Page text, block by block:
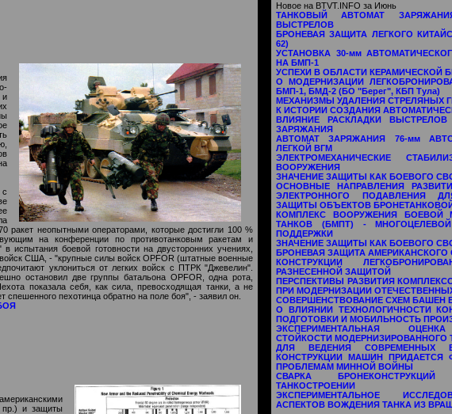
и
с
неопытными операторами, которые достигли 100 %
на конференции по противотанковым ракетам и
боевой готовности на двусторонних учениях,
США, - "крупные силы войск OPFOR (штатные военные
уклониться от легких войск с ПТРК "Джевелин".
остановил две группы батальона OPFOR, одна рота,
показала себя, как сила, превосходящая танки, а не
пехотинца обратно на поле боя", - заявил он.
и защиты
Новое на BTVT.INFO за Июнь
ТАНКОВЫЙ АВТОМАТ
ВЫСТРЕЛОВ
БРОНЕВАЯ ЗАЩИТА ЛЕГКОГО
62)
УСТАНОВКА 30-мм
НА БМП-1
УСПЕХИ В ОБЛАСТИ КЕРАМИЧЕСКОЙ
О МОДЕРНИЗАЦИИ
БМП-1, БМД-2 (БО "Берег", КБП Тула)
МЕХАНИЗМЫ УДАЛЕНИЯ СТРЕЛЯНЫХ
К ИСТОРИИ СОЗДАНИЯ
ВЛИЯНИЕ РАСКЛАДКИ
ЗАРЯЖАНИЯ
АВТОМАТ ЗАРЯЖАНИЯ 76-мм
ЛЕГКОЙ ВГМ
ЭЛЕКТРОМЕХАНИЧЕСКИЕ
ВООРУЖЕНИЯ
ЗНАЧЕНИЕ ЗАЩИТЫ КАК БОЕВОГО
ОСНОВНЫЕ НАПРАВЛЕНИЯ
ЭЛЕКТРОННОГО ПОДАВЛЕНИЯ
ЗАЩИТЫ ОБЪЕКТОВ
КОМПЛЕКС ВООРУЖЕНИЯ БОЕВОЙ
ТАНКОВ (БМПТ) -
ПОДДЕРЖКИ
ЗНАЧЕНИЕ ЗАЩИТЫ КАК БОЕВОГО
БРОНЕВАЯ ЗАЩИТА АМЕРИКАНСКОГО
КОНСТРУКЦИИ
РАЗНЕСЕННОЙ ЗАЩИТОЙ
ПЕРСПЕКТИВЫ РАЗВИТИЯ
ПРИ МОДЕРНИЗАЦИИ
СОВЕРШЕНСТВОВАНИЕ СХЕМ БАШЕН
О ВЛИЯНИИ ТЕХНОЛОГИЧНОСТИ
ПОДГОТОВКИ И МОБИЛЬНОСТЬ
ЭКСПЕРИМЕНТАЛЬНАЯ
СТОЙКОСТИ МОДЕРНИЗИРОВАННОГО
ДЛЯ ВЕДЕНИЯ СОВРЕМЕННЫХ
КОНСТРУКЦИИ МАШИН
ПРОБЛЕМАМ МИННОЙ ВОЙНЫ
СВАРКА
ТАНКОСТРОЕНИИ
ЭКСПЕРИМЕНТАЛЬНОЕ
АСПЕКТОВ ВОЖДЕНИЯ ТАНКА ИЗ